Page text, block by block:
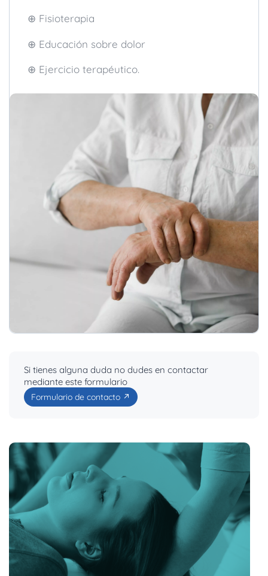
⊕ Fisioterapia
⊕ Educación sobre dolor
⊕ Ejercicio terapéutico.
Si tienes alguna duda no dudes en contactar
mediante este formulario
Formulario de contacto ↗